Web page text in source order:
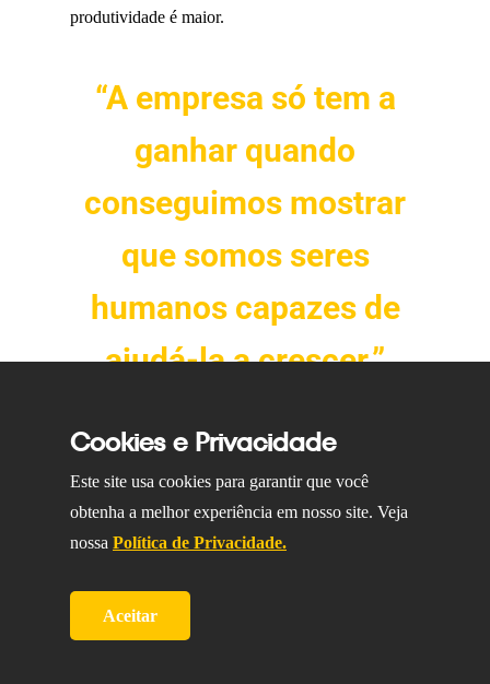
produtividade é maior.
“A empresa só tem a
ganhar quando
conseguimos mostrar
que somos seres
humanos capazes de
ajudá-la a crescer.”
empregar pessoas de diferentes origens, raças e
opções sexuais, é necessário que as empresas
promovam um ambiente em que elas possam ser
preconceitos e padrões enraizados, como os que
sustentam o racismo estrutural na sociedade.
Cookies e Privacidade
Este site usa cookies para garantir que você
obtenha a melhor experiência em nosso site. Veja
nossa Política de Privacidade.
Aceitar